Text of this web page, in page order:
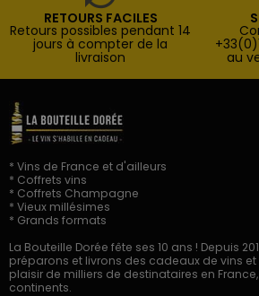
RETOURS FACILES
Retours possibles pendant 14
jours à compter de la
livraison au
* Vins de France et d'ailleurs
* Coffrets vins
* Coffrets Champagne
* Vieux millésimes
* Grands formats
La Bouteille Dorée fête ses 10 ans ! Depuis
préparons et livrons des cadeaux de vins
plaisir de milliers de destinataires en
continents.